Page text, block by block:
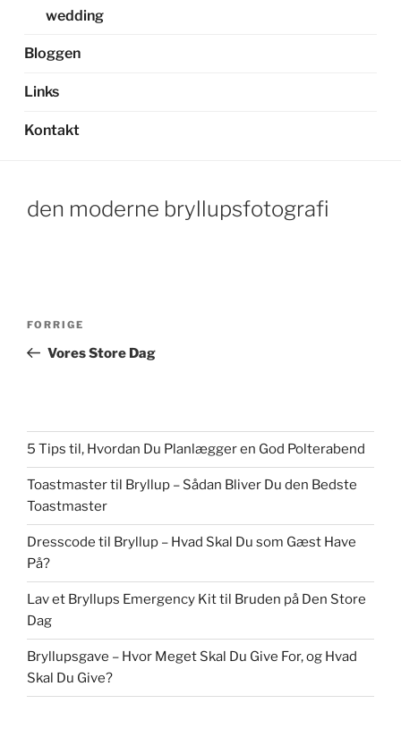
wedding
Bloggen
Links
Kontakt
den moderne bryllupsfotografi
Forrige
indlæg
FORRIGE
Vores Store Dag
5 Tips til, Hvordan Du Planlægger en God Polterabend
Toastmaster til Bryllup – Sådan Bliver Du den Bedste
Toastmaster
Dresscode til Bryllup – Hvad Skal Du som Gæst Have
På?
Lav et Bryllups Emergency Kit til Bruden på Den Store
Dag
Bryllupsgave – Hvor Meget Skal Du Give For, og Hvad
Skal Du Give?